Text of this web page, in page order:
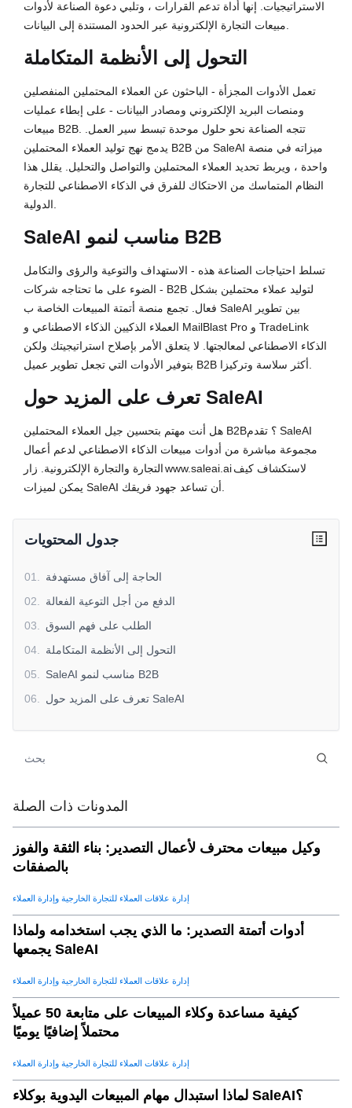
الاستراتيجيات. إنها أداة تدعم القرارات ، وتلبي دعوة الصناعة لأدوات
مبيعات التجارة الإلكترونية عبر الحدود المستندة إلى البيانات.
التحول إلى الأنظمة المتكاملة
تعمل الأدوات المجزأة - الباحثون عن العملاء المحتملين المنفصلين
ومنصات البريد الإلكتروني ومصادر البيانات - على إبطاء عمليات
مبيعات B2B. تتجه الصناعة نحو حلول موحدة تبسط سير العمل.
يدمج نهج توليد العملاء المحتملين B2B من SaleAI ميزاته في منصة
واحدة ، ويربط تحديد العملاء المحتملين والتواصل والتحليل. يقلل هذا
النظام المتماسك من الاحتكاك للفرق في الذكاء الاصطناعي للتجارة
الدولية.
SaleAI مناسب لنمو B2B
تسلط احتياجات الصناعة هذه - الاستهداف والتوعية والرؤى والتكامل
- الضوء على ما تحتاجه شركات B2B لتوليد عملاء محتملين بشكل
فعال. تجمع منصة أتمتة المبيعات الخاصة ب SaleAI بين تطوير
العملاء الذكيين الذكاء الاصطناعي و MailBlast Pro و TradeLink
الذكاء الاصطناعي لمعالجتها. لا يتعلق الأمر بإصلاح استراتيجيتك ولكن
بتوفير الأدوات التي تجعل تطوير عميل B2B أكثر سلاسة وتركيزا.
تعرف على المزيد حول SaleAI
هل أنت مهتم بتحسين جيل العملاء المحتملين B2B؟ تقدم SaleAI
مجموعة مباشرة من أدوات مبيعات الذكاء الاصطناعي لدعم أعمال
التجارة والتجارة الإلكترونية. زارwww.saleai.aiلاستكشاف كيف
يمكن لميزات SaleAI أن تساعد جهود فريقك.
جدول المحتويات
01
الحاجة إلى آفاق مستهدفة
02
الدفع من أجل التوعية الفعالة
03
الطلب على فهم السوق
04
التحول إلى الأنظمة المتكاملة
05
SaleAI مناسب لنمو B2B
06
تعرف على المزيد حول SaleAI
المدونات ذات الصلة
وكيل مبيعات محترف لأعمال التصدير: بناء الثقة والفوز
بالصفقات
إدارة علاقات العملاء للتجارة الخارجية وإدارة العملاء
أدوات أتمتة التصدير: ما الذي يجب استخدامه ولماذا
يجمعها SaleAI
إدارة علاقات العملاء للتجارة الخارجية وإدارة العملاء
كيفية مساعدة وكلاء المبيعات على متابعة 50 عميلاً
محتملاً إضافيًا يوميًا
إدارة علاقات العملاء للتجارة الخارجية وإدارة العملاء
لماذا استبدال مهام المبيعات اليدوية بوكلاء SaleAI؟